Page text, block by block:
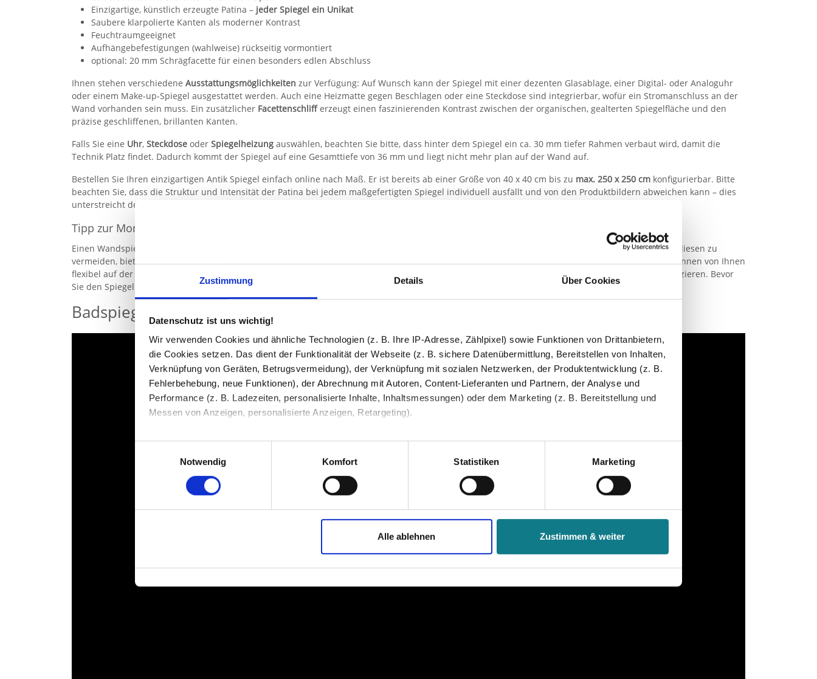
Zustimmung Details Über Cookies
Datenschutz ist uns wichtig!
Wir verwenden Cookies und ähnliche Technologien (z. B. Ihre IP-Adresse, Zählpixel) sowie Funktionen von Drittanbietern,
die Cookies setzen. Das dient der Funktionalität der Webseite (z. B. sichere Datenübermittlung, Bereitstellen von Inhalten,
Verknüpfung von Geräten, Betrugsvermeidung), der Verknüpfung mit sozialen Netzwerken, der Produktentwicklung (z. B.
Fehlerbehebung, neue Funktionen), der Abrechnung mit Autoren, Content-Lieferanten und Partnern, der Analyse und
Performance (z. B. Ladezeiten, personalisierte Inhalte, Inhaltsmessungen) oder dem Marketing (z. B. Bereitstellung und
Messen von Anzeigen, personalisierte Anzeigen, Retargeting).
Die Einzelheiten können Sie unter Datenschutz nachlesen. Über den Link "Cookies" am Seitenende können Sie mehr über
die eingesetzten Technologien und Partner erfahren und die von Ihnen gewünschten Einstellungen vornehmen.
Indem Sie auf den Button "Zustimmen" klicken, willigen Sie in die Verarbeitung Ihrer personenbezogenen Daten zu den
Impressum|Datenschutz
Notwendig
Komfort Statistiken Marketing
Alle ablehnen Zustimmen & weiter
Einzigartige, künstlich erzeugte Patina – jeder Spiegel ein Unikat
Saubere klarpolierte Kanten als moderner Kontrast
Feuchtraumgeeignet
Aufhängebefestigungen (wahlweise) rückseitig vormontiert
optional: 20 mm Schrägfacette für einen besonders edlen Abschluss
Ihnen stehen verschiedene Ausstattungsmöglichkeiten zur Verfügung: Auf Wunsch kann der Spiegel mit einer dezenten Glasablage, einer Digital- oder Analoguhr
oder einem Make-up-Spiegel ausgestattet werden. Auch eine Heizmatte gegen Beschlagen oder eine Steckdose sind integrierbar, wofür ein Stromanschluss an der
Wand vorhanden sein muss. Ein zusätzlicher Facettenschlifferzeugt einen faszinierenden Kontrast zwischen der organischen, gealterten Spiegelfläche und den
präzise geschliffenen, brillanten Kanten.
Falls Sie eine Uhr, Steckdose oder Spiegelheizung auswählen, beachten Sie bitte, dass hinter dem Spiegel ein ca. 30 mm tiefer Rahmen verbaut wird, damit die
Technik Platz findet. Dadurch kommt der Spiegel auf eine Gesamttiefe von 36 mm und liegt nicht mehr plan auf der Wand auf.
Bestellen Sie Ihren einzigartigen Antik Spiegel einfach online nach Maß. Er ist bereits ab einer Größe von 40 x 40 cm bis zu max. 250 x 250 cm konfigurierbar. Bitte
beachten Sie, dass die Struktur und Intensität der Patina bei jedem maßgefertigten Spiegel individuell ausfällt und von den Produktbildern abweichen kann – dies
unterstreicht den Unikat-Charakter. Die Fertigungstoleranz für die Außenmaße beträgt +/- 2-3 mm.
Tipp zur Montage des rahmenlosen Spiegels
Einen Wandspiegel
im Badezimmer aufzuhängen bedeutet häufig, ihn auf Fliesen zu montieren. Um unschöne Bohrlöcher oder gar Sprünge in den Fliesen zu
vermeiden, bieten wir Ihnen die Option „Aufhängebleche: lose“ an. Die selbstklebenden Aufhängebleche werden dann nicht vormontiert, sondern können von Ihnen
flexibel auf der Rückseite angebracht werden. So können Sie bereits vorhandene Bohrlöcher nutzen oder die neuen Löcher sauber in den Fugen platzieren. Bevor
Sie den Spiegel aufhängen, muss der Kleber 24 Stunden aushärten.
Badspiegel an die Wand montieren